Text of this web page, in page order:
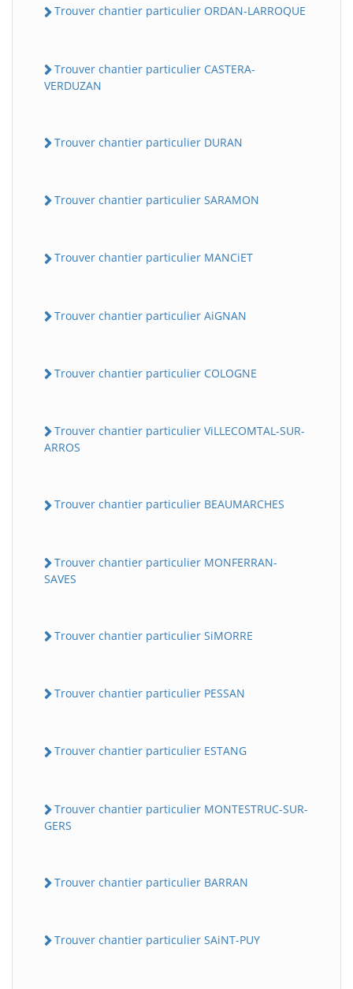
Trouver chantier particulier ORDAN-LARROQUE
Trouver chantier particulier CASTERA-
VERDUZAN
Trouver chantier particulier DURAN
Trouver chantier particulier SARAMON
Trouver chantier particulier MANCiET
Trouver chantier particulier AiGNAN
Trouver chantier particulier COLOGNE
Trouver chantier particulier ViLLECOMTAL-SUR-
ARROS
Trouver chantier particulier BEAUMARCHES
Trouver chantier particulier MONFERRAN-
SAVES
Trouver chantier particulier SiMORRE
Trouver chantier particulier PESSAN
Trouver chantier particulier ESTANG
Trouver chantier particulier MONTESTRUC-SUR-
GERS
Trouver chantier particulier BARRAN
Trouver chantier particulier SAiNT-PUY